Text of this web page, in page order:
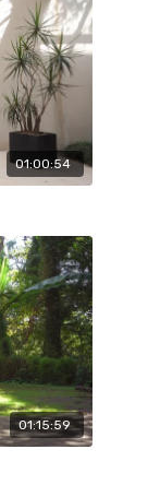
01:00:54
01:15:59